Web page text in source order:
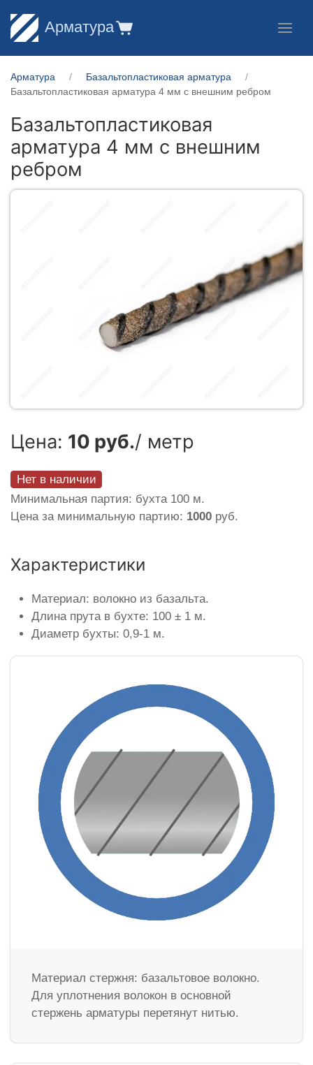
Арматура
Арматура
Базальтопластиковая арматура
Базальтопластиковая арматура 4 мм с внешним ребром
Базальтопластиковая
арматура 4 мм с внешним
ребром
Цена: 10 руб./ метр
Нет в наличии
Минимальная партия: бухта 100 м.
Цена за минимальную партию: 1000 руб.
Характеристики
Материал: волокно из базальта.
Длина прута в бухте: 100 ± 1 м.
Диаметр бухты: 0,9-1 м.
Материал стержня: базальтовое волокно.
Для уплотнения волокон в основной
стержень арматуры перетянут нитью.